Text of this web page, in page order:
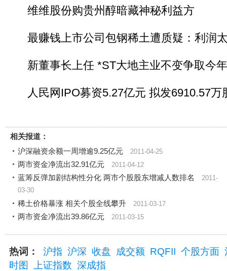
维维股份购贵州醇暗藏神秘利益方
最赚钱上市公司包钢稀土遭质疑：利润
新董事长上任 *ST大地主业不变争取今
人民网IPO募资5.27亿元 拟发6910.57万
相关报道：
沪深融资余额一周增逾9.25亿元
2011-04-25
两市资金净流出32.91亿元 2011-04-12
蓝筹反弹加剧结构性分化 两市个股股东增减人数排名 2011-
03-30
稀土价格暴涨 相关个股全线攀升
2011-03-17
两市资金净流出39.86亿元 2011-03-15
热词： 沪指 沪深 收盘 成交额 RQFII 个股方面
时图
上证指数 深成指